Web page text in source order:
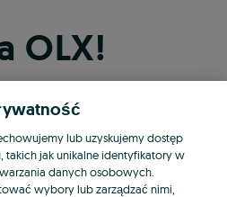
OLX!
przez Facebooka
przez konto Apple
lub uzyskujemy dostęp
takich jak unikalne identyfikatory w
danych osobowych.
wybory lub zarządzać nimi,